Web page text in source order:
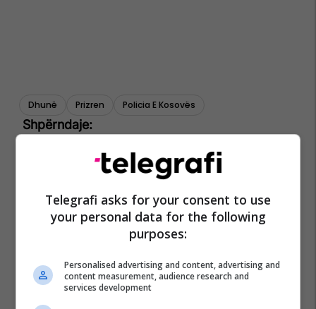
Dhunë Prizren Policia E Kosovës
Telegrafi asks for your consent to use
your personal data for the following
purposes:
Personalised advertising and content, advertising and
content measurement, audience research and
services development